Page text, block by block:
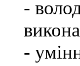
-
-